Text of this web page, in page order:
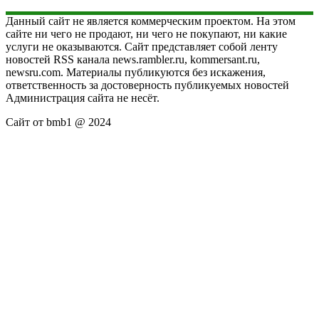
Данный сайт не является коммерческим проектом. На этом
сайте ни чего не продают, ни чего не покупают, ни какие
услуги не оказываются. Сайт представляет собой ленту
новостей RSS канала news.rambler.ru, kommersant.ru,
newsru.com. Материалы публикуются без искажения,
ответственность за достоверность публикуемых новостей
Администрация сайта не несёт.
Сайт от bmb1 @ 2024